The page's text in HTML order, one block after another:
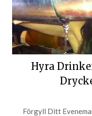
Hyra
Förgyll Ditt